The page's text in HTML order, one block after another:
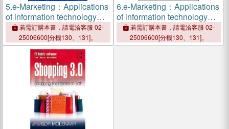
5.e-Marketing：Applications
of information technology
and the Internet within
marketing
若需訂購本書，請電洽客服 02-
25006600[分機130、131]。
6.e-Marketing：Applications
of information technology
and the Internet within
marketing
若需訂購本書，請電洽客服 02-
25006600[分機130、131]。